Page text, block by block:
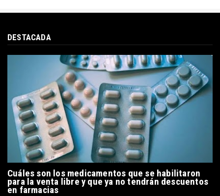
DESTACADA
Cuáles son los medicamentos que se habilitaron
para la venta libre y que ya no tendrán descuentos
en farmacias